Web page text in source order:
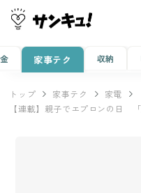
家事テク 収納
トップ 家事テク
家電
【連載】親子でエプロンの日